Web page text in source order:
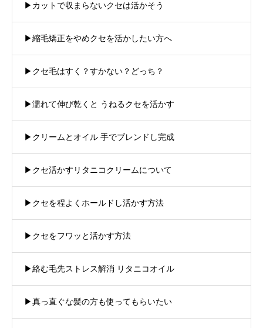
▶︎カットで収まらないクセは活かそう
▶︎縮毛矯正をやめクセを活かしたい方へ
▶︎クセ毛はすく？すかない？どっち？
▶︎濡れて伸び乾くと うねるクセを活かす
▶︎クリームとオイル 手でブレンドし完成
▶︎クセ活かすリタニコクリームについて
▶︎クセを程よくホールドし活かす方法
▶︎クセをフワッと活かす方法
▶︎絡む毛先ストレス解消 リタニコオイル
▶︎真っ直ぐな髪の方も使ってもらいたい